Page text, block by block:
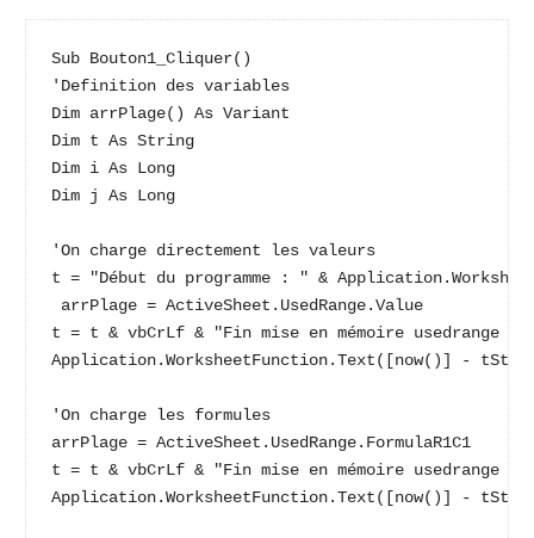
Sub Bouton1_Cliquer()
'Definition des variables
Dim arrPlage() As Variant
Dim t As String
Dim i As Long
Dim j As Long
'On charge directement les valeurs
t = "Début du programme : " &
arrPlage = ActiveSheet.UsedRange.Value
t = t & vbCrLf & "Fin mise en mémoire usedrange
Application.WorksheetFunction.Text([now()] -
'On charge les formules
arrPlage = ActiveSheet.UsedRange.FormulaR1C1
t = t & vbCrLf & "Fin mise en mémoire usedrange
Application.WorksheetFunction.Text([now()] -